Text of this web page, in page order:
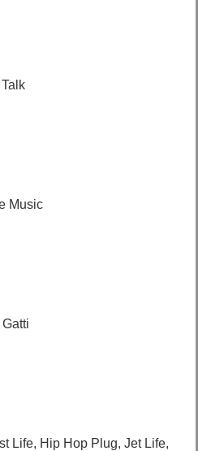
Life, Hip Hop Plug, Jet Life,